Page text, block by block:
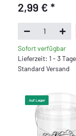
2,99 €*
Sofort verfügbar
Lieferzeit: 1 - 3
Standard Versand
Auf Lager